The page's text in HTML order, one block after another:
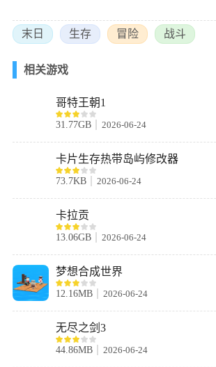
2、用火焰取暖，但要小心火光会引来尸潮;
3、亲手改造一辆房车，把它变成移动的家;
末日 生存 冒险 战斗
相关游戏
哥特王朝1
31.77GB 2026-06-24
卡片生存热带岛屿修改器
73.7KB 2026-06-24
卡拉贡
13.06GB 2026-06-24
梦想合成世界
12.16MB 2026-06-24
无尽之剑3
44.86MB 2026-06-24